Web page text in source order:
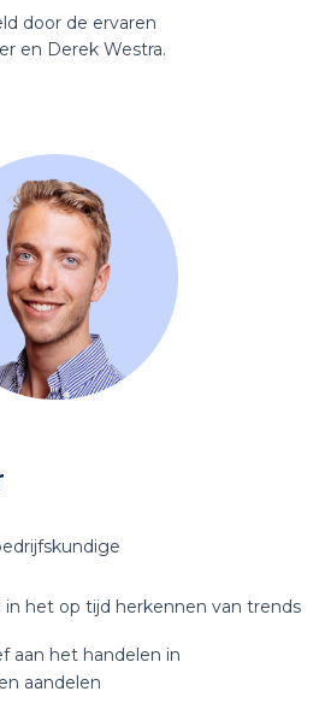
door de ervaren
en Derek Westra.
in het op tijd herkennen van trends
aan het handelen in
aandelen